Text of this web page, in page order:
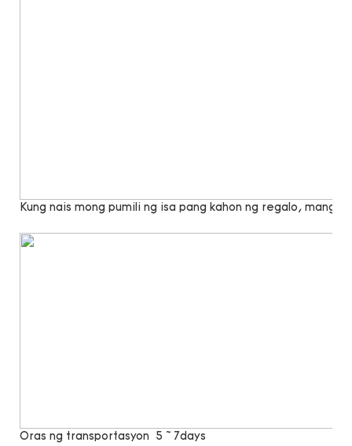
Kung nais mong pumili ng isa pang kahon ng regalo,
Oras ng transportasyon
5 ~ 7days